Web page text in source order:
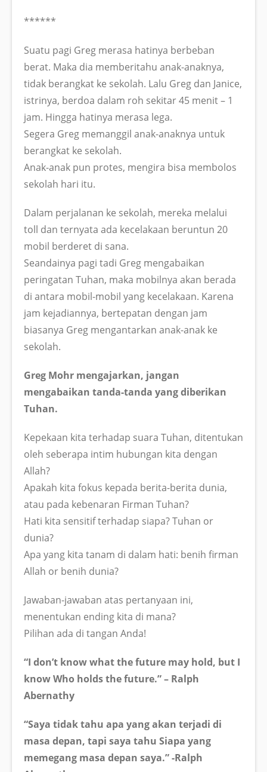
******
Suatu pagi Greg merasa hatinya berbeban
berat. Maka dia memberitahu anak-anaknya,
tidak berangkat ke sekolah. Lalu Greg dan Janice,
istrinya, berdoa dalam roh sekitar 45 menit – 1
jam. Hingga hatinya merasa lega.
Segera Greg memanggil anak-anaknya untuk
berangkat ke sekolah.
Anak-anak pun protes, mengira bisa membolos
sekolah hari itu.
Dalam perjalanan ke sekolah, mereka melalui
toll dan ternyata ada kecelakaan beruntun 20
mobil berderet di sana.
Seandainya pagi tadi Greg mengabaikan
peringatan Tuhan, maka mobilnya akan berada
di antara mobil-mobil yang kecelakaan. Karena
jam kejadiannya, bertepatan dengan jam
biasanya Greg mengantarkan anak-anak ke
sekolah.
Greg Mohr mengajarkan, jangan
mengabaikan tanda-tanda yang diberikan
Tuhan.
Kepekaan kita terhadap suara Tuhan, ditentukan
oleh seberapa intim hubungan kita dengan
Allah?
Apakah kita fokus kepada berita-berita dunia,
atau pada kebenaran Firman Tuhan?
Hati kita sensitif terhadap siapa? Tuhan or
dunia?
Apa yang kita tanam di dalam hati: benih firman
Allah or benih dunia?
Jawaban-jawaban atas pertanyaan ini,
menentukan ending kita di mana?
Pilihan ada di tangan Anda!
“I don’t know what the future may hold, but I
know Who holds the future.” – Ralph
Abernathy
“Saya tidak tahu apa yang akan terjadi di
masa depan, tapi saya tahu Siapa yang
memegang masa depan saya.” -Ralph